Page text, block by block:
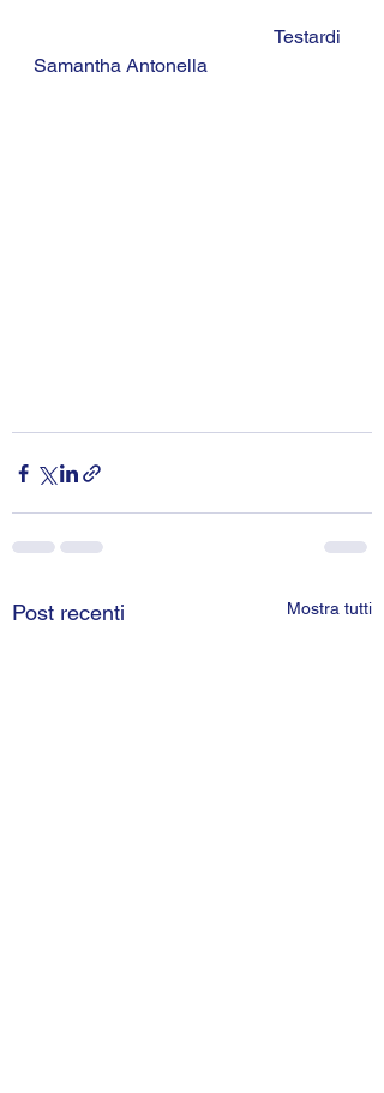
Samantha Antonella
Post recenti Mostra tutti